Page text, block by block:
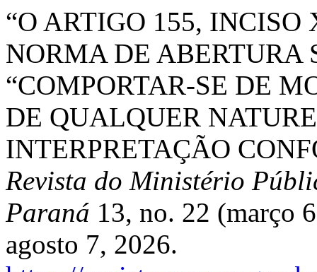
“O ARTIGO 155,
NORMA DE ABERTURA
“COMPORTAR-SE DE
DE QUALQUER
INTERPRETAÇÃO
Revista do Ministério
Paraná 13, no. 22 (março
agosto 7, 2026.